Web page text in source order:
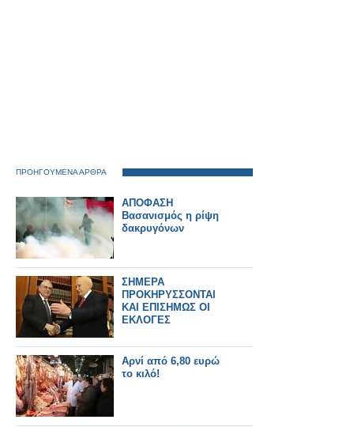
ΠΡΟΗΓΟΥΜΕΝΑ ΑΡΘΡΑ
ΑΠΟΦΑΣΗ
Βασανισμός η ρίψη
δακρυγόνων
ΣΗΜΕΡΑ
ΠΡΟΚΗΡΥΣΣΟΝΤΑΙ
ΚΑΙ ΕΠΙΣΗΜΩΣ ΟΙ
ΕΚΛΟΓΕΣ
Αρνί από 6,80 ευρώ
το κιλό!